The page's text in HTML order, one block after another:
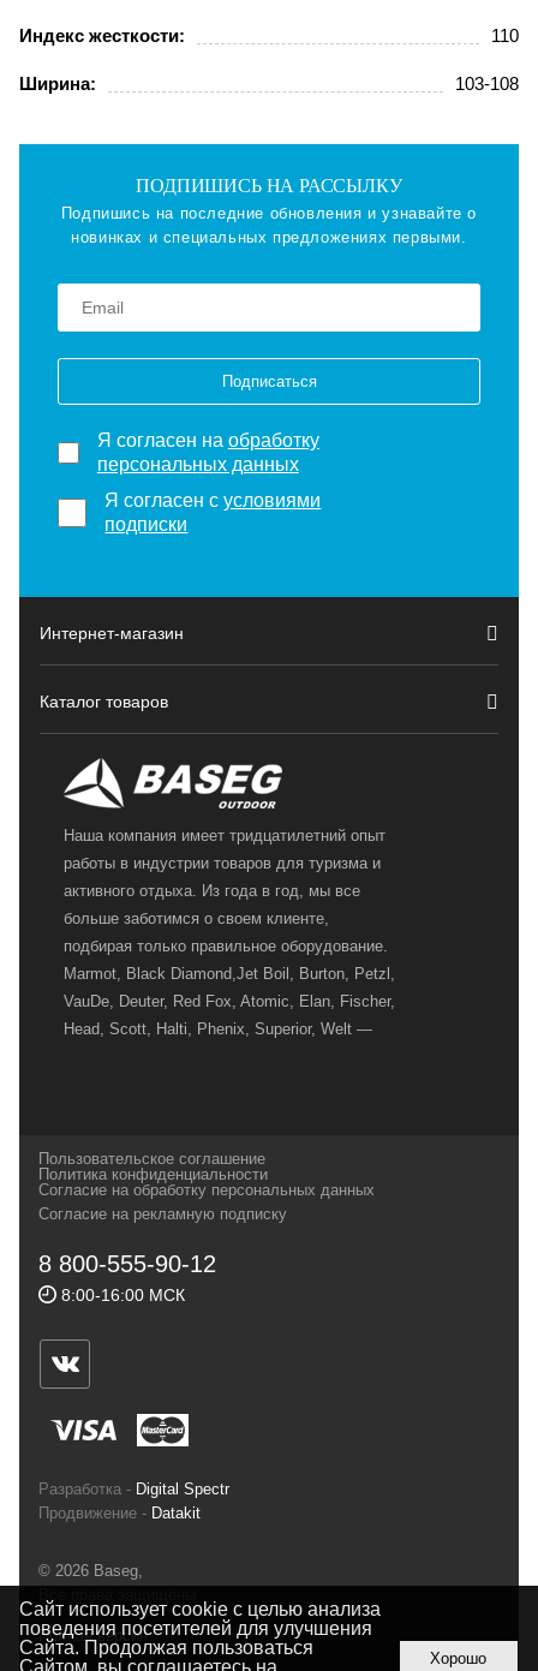
Индекс жесткости: 110
Ширина: 103-108
ПОДПИШИСЬ НА РАССЫЛКУ
Подпишись на последние обновления и узнавайте о
новинках и специальных предложениях первыми.
Подписаться
Я согласен на обработку
персональных данных
Я согласен сусловиями
подписки
Интернет-магазин
Каталог товаров
Наша компания имеет тридцатилетний опыт
работы в индустрии товаров для туризма и
активного отдыха. Из года в год, мы все
больше заботимся о своем клиенте,
подбирая только правильное оборудование.
Marmot, Black Diamond,Jet Boil, Burton, Petzl,
VauDe, Deuter, Red Fox, Atomic, Elan, Fischer,
Head, Scott, Halti, Phenix, Superior, Welt —
и взыскательных путешественников,
спортсменов и отдыхающих.
Геннадьевич
ИНН 590300057023 ОГРН 304590319000121
ул.Советская, 25, магазин Басег.
Тел./факс (342) 2101242
Пользовательское соглашение
Политика конфиденциальности
Согласие на обработку персональных данных
Согласие на рекламную подписку
8 800-555-90-12
8:00-16:00 МСК
Разработка - Digital Spectr
Продвижение - Datakit
© 2026 Baseg,
Полная версия
Сайт использует cookie с целью анализа
поведения посетителей для улучшения
Сайта. Продолжая пользоваться
Сайтом, вы соглашаетесь на
Хорошо